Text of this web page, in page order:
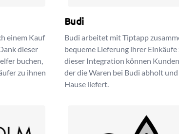
einem Kauf
dieser
buchen,
zu ihnen
Budi
Budi arbeitet mit Tiptapp
bequeme Lieferung ihrer
dieser Integration können
der die Waren bei Budi abholt
Hause liefert.